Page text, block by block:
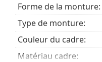
Forme de la monture:
Type de monture:
Couleur du cadre:
Matériau cadre: